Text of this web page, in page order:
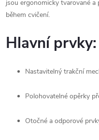
jsou ergonomicky tvarované
během cvičení.
Hlavní prvky:
Nastavitelný trakční
Polohovatelné opěrky
Otočné a odporové